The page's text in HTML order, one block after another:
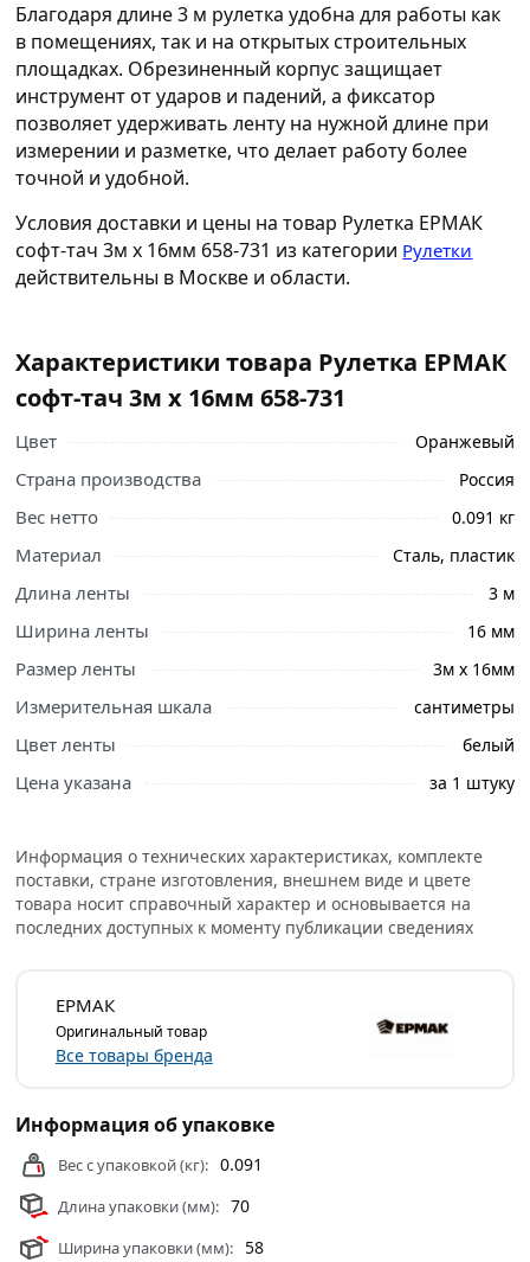
Благодаря длине 3 м рулетка удобна для работы как
в помещениях, так и на открытых строительных
площадках. Обрезиненный корпус защищает
инструмент от ударов и падений, а фиксатор
позволяет удерживать ленту на нужной длине при
измерении и разметке, что делает работу более
точной и удобной.
Условия доставки и цены на товар Рулетка ЕРМАК
софт-тач 3м х 16мм 658-731 из категории Рулетки
действительны в Москве и области.
Характеристики товара Рулетка ЕРМАК
софт-тач 3м х 16мм 658-731
Цвет Оранжевый
Страна производства Россия
Вес нетто 0.091 кг
Материал Сталь, пластик
Длина ленты 3 м
Ширина ленты 16 мм
Размер ленты 3м х 16мм
Измерительная шкала сантиметры
Цвет ленты белый
Цена указана за 1 штуку
Информация о технических характеристиках, комплекте
поставки, стране изготовления, внешнем виде и цвете
товара носит справочный характер и основывается на
последних доступных к моменту публикации сведениях
ЕРМАК
Оригинальный товар
Все товары бренда
Информация об упаковке
Вес с упаковкой (кг): 0.091
Длина упаковки (мм): 70
Ширина упаковки (мм): 58